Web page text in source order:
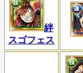
絆
スゴフェス